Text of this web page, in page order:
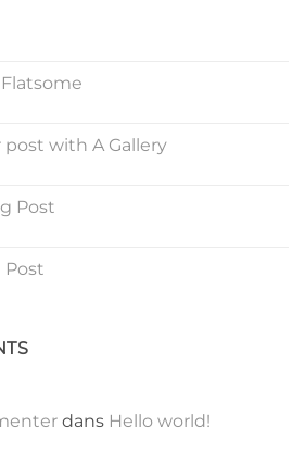
with A Gallery
Post
Post
dans Hello world!